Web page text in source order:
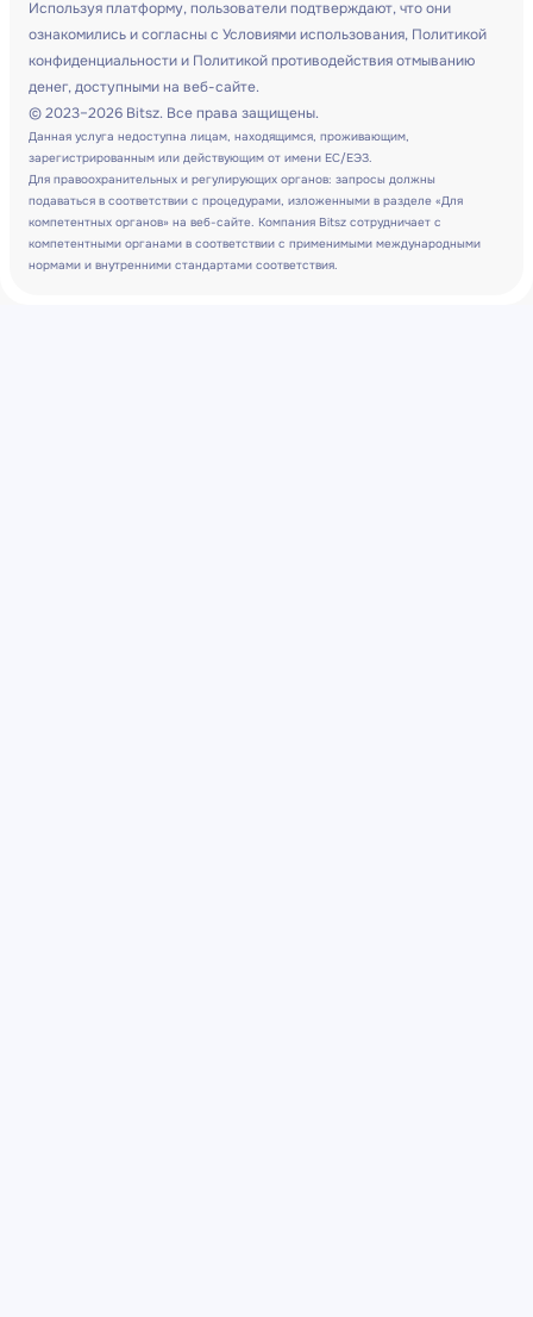
Используя платформу, пользователи подтверждают, что они
ознакомились и согласны с Условиями использования, Политикой
конфиденциальности и Политикой противодействия отмыванию
денег, доступными на веб-сайте.
© 2023–2026 Bitsz. Все права защищены.
Данная услуга недоступна лицам, находящимся, проживающим,
зарегистрированным или действующим от имени ЕС/ЕЭЗ.
Для правоохранительных и регулирующих органов: запросы должны
подаваться в соответствии с процедурами, изложенными в разделе «Для
компетентных органов» на веб-сайте. Компания Bitsz сотрудничает с
компетентными органами в соответствии с применимыми международными
нормами и внутренними стандартами соответствия.